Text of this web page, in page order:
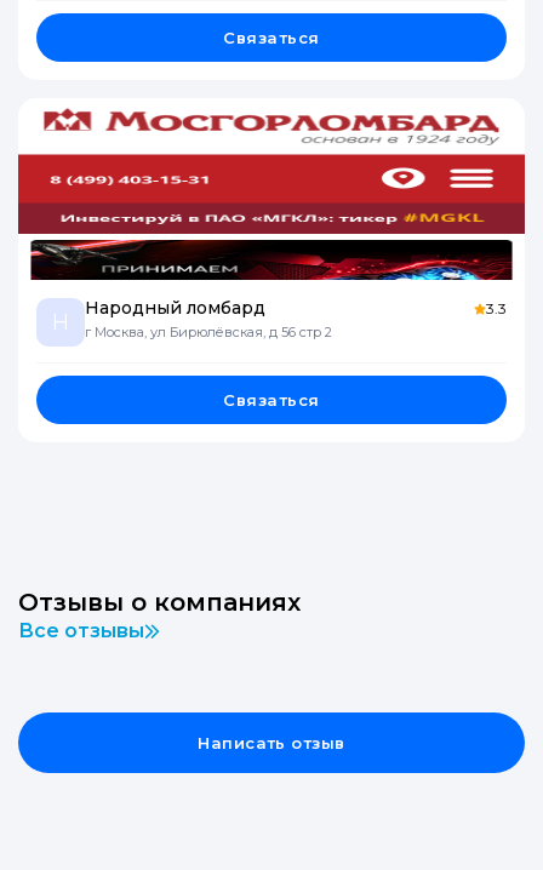
Связаться
Н
Народный ломбард
г Москва, ул Бирюлёвская, д 56 стр 2
3.3
Связаться
Отзывы о компаниях
Все отзывы
Написать отзыв